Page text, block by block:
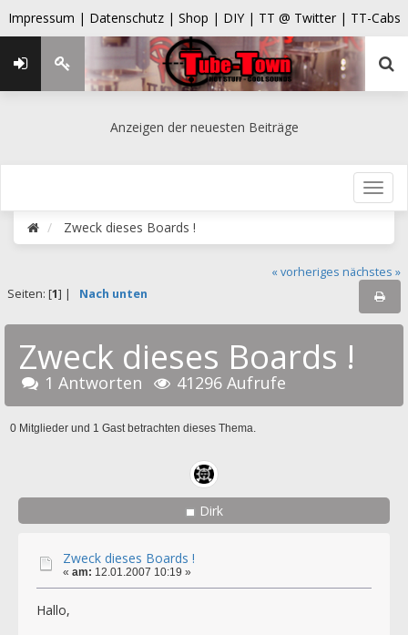
Impressum | Datenschutz | Shop | DIY | TT @ Twitter | TT-Cabs
Anzeigen der neuesten Beiträge
Zweck dieses Boards !
« vorheriges nächstes »
Seiten: [1] | Nach unten
Zweck dieses Boards !
1 Antworten 41296 Aufrufe
0 Mitglieder und 1 Gast betrachten dieses Thema.
Dirk
Zweck dieses Boards !
« am: 12.01.2007 10:19 »
Hallo,